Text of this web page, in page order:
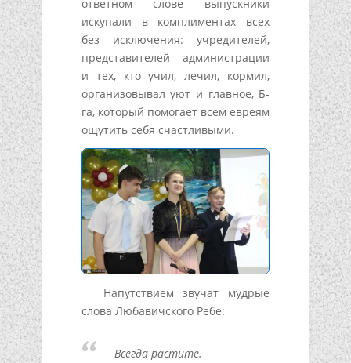
ответном слове выпускники
искупали в комплиментах всех
без исключения: учредителей,
представителей администрации
и тех, кто учил, лечил, кормил,
организовывал уют и главное, Б-
га, который помогает всем евреям
ощутить себя счастливыми.
Напутствием звучат мудрые
слова Любавичского Ребе:
Всегда растите.